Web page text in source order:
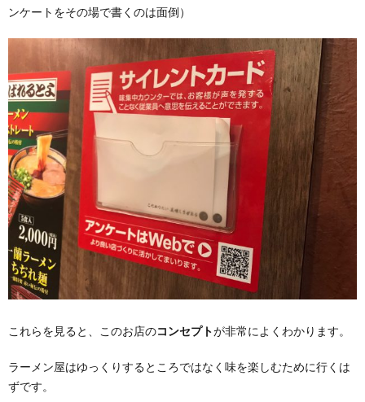
ンケートをその場で書くのは面倒）
これらを見ると、このお店のコンセプトが非常によくわかります。
ラーメン屋はゆっくりするところではなく味を楽しむために行くは
ずです。